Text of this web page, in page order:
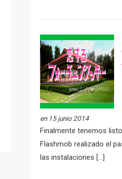
en 15 junio 2014
Finalmente tenemos
Flashmob realizado el
las instalaciones […]